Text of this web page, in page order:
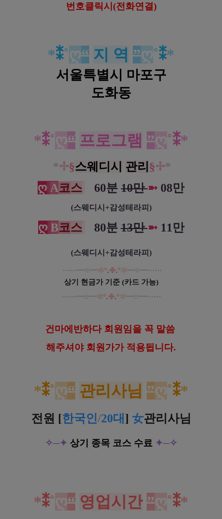
번호클릭시(전화연결)
*⁑˚ღ“ 지 역 ”ღ˚⁑*
서울특별시 마포구
도화동
*⁑˚ღ“ 프로그램 ”ღ˚⁑*
*✢§스웨디시 관리 §✢*
ღ A코스 60분 10만➼ 08만
(스웨디시+감성테라피)
ღ B코스 80분13만➼ 11만
(스웨디시+감성테라피)
······━≡━✼ °.✤.°✼ ━≡━······
상기 현금가 기준 (카드 가능)
······━≡━✼ °.✤.°✼ ━≡━······
건마에반하다 회원임을 꼭 말씀
해 주셔야 회원가가 적용됩니다.
*⁑˚ღ“ 관리사님 ”ღ˚⁑*
전원 [한국인/20대 ] 女관리사님
✧─✦ 상기 종목 코스 수료 ✦─✧
*⁑˚ “ 영업시간 ” ˚⁑*